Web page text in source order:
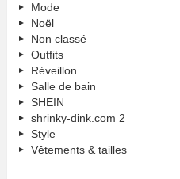
Mode
Noël
Non classé
Outfits
Réveillon
Salle de bain
SHEIN
shrinky-dink.com 2
Style
Vêtements & tailles